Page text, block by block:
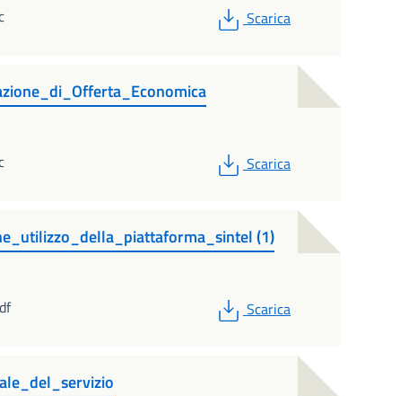
PDF
Scarica
PDF
Scarica
(1)
PDF
Scarica